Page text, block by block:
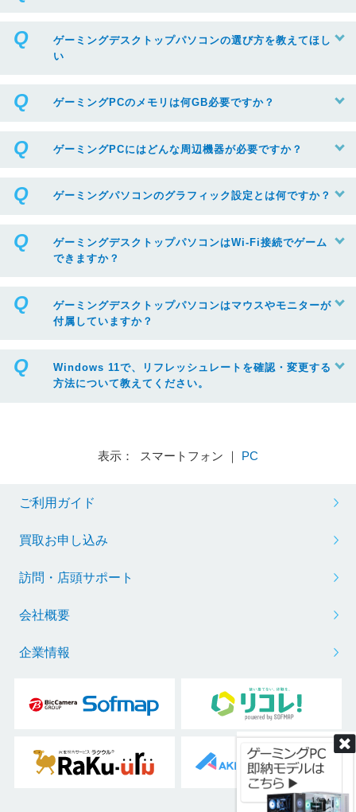
ゲーミングデスクトップパソコンの選び方を教えてほし
い
ゲーミングPCのメモリは何GB必要ですか？
ゲーミングPCにはどんな周辺機器が必要ですか？
ゲーミングパソコンのグラフィック設定とは何ですか？
ゲーミングデスクトップパソコンはWi-Fi接続でゲーム
できますか？
ゲーミングデスクトップパソコンはマウスやモニターが
付属していますか？
Windows 11で、リフレッシュレートを確認・変更する
方法について教えてください。
※リフレッシュレートを変更する場合は、ボックスから任意の項目をクリック
表示： スマートフォン ｜ PC
ご利用ガイド
買取お申し込み
訪問・店頭サポート
会社概要
企業情報